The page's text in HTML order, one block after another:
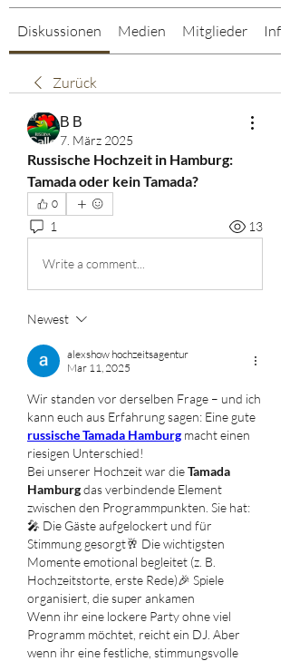
Diskussionen Medien Mitglieder Info
Zurück
В В
7. März 2025
Russische Hochzeit in Hamburg:
Tamada oder kein Tamada?
0
1 13
Write a comment...
Newest
alexshow hochzeitsagentur
Mar 11, 2025
Wir standen vor derselben Frage – und ich
russische Tamada Hamburg macht einen
riesigen Unterschied!
Bei unserer Hochzeit war die Tamada
Hamburg das verbindende Element
zwischen den Programmpunkten. Sie hat:
🎤 Die Gäste aufgelockert und für
Stimmung gesorgt🥂 Die wichtigsten
Momente emotional begleitet (z. B.
Hochzeitstorte, erste Rede)🎉 Spiele
organisiert, die super ankamen
Wenn ihr eine lockere Party ohne viel
Programm möchtet, reicht ein DJ. Aber
wenn ihr eine festliche, stimmungsvolle